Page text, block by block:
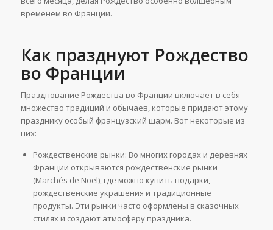
временем во Франции.
Как празднуют Рождество
во Франции
Празднование Рождества во Франции включает в себя
множество традиций и обычаев, которые придают этому
празднику особый французский шарм. Вот некоторые из
них:
Рождественские рынки: Во многих городах и деревнях
Франции открываются рождественские рынки
(Marchés de Noël), где можно купить подарки,
рождественские украшения и традиционные
продукты. Эти рынки часто оформлены в сказочных
стилях и создают атмосферу праздника.